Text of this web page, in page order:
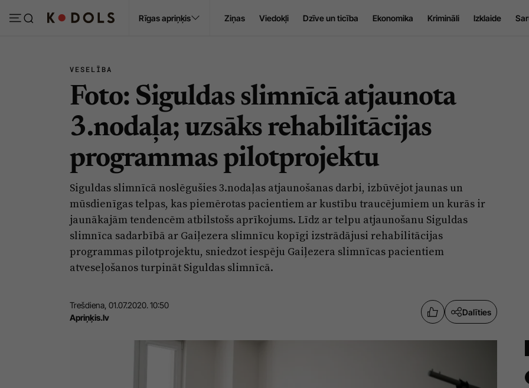
Rīgas apriņķis Ziņas Viedokļi Dzīve un ticība Ekonomika Krimināli Izklaide
VESELĪBA
Foto: Siguldas slimnīcā atjaunota
3.nodaļa; uzsāks rehabilitācijas
programmas pilotprojektu
Siguldas slimnīcā noslēgušies 3.nodaļas atjaunošanas darbi, izbūvējot jaunas un
mūsdienīgas telpas, kas piemērotas pacientiem ar kustību traucējumiem un kurās ir
jaunākajām tendencēm atbilstošs aprīkojums. Līdz ar telpu atjaunošanu Siguldas
slimnīca sadarbībā ar Gaiļezera slimnīcu kopīgi izstrādājusi rehabilitācijas
programmas pilotprojektu, sniedzot iespēju Gaiļezera slimnīcas pacientiem
atveseļošanos turpināt Siguldas slimnīcā.
Trešdiena, 01.07.2020. 10:50
Apriņķis.lv
Dalīties